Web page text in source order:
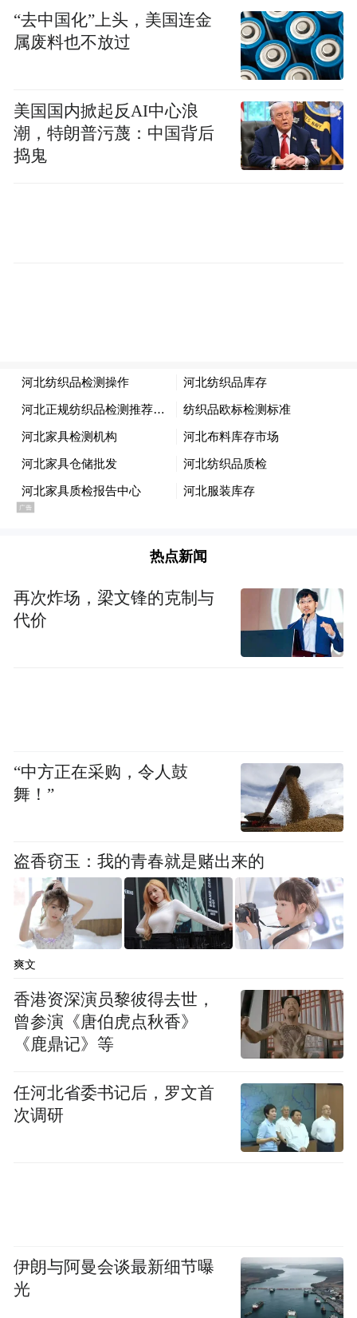
个季度中最窄幅的超预期表现。
进一步来看，大数法则部分解释了这一现象
难。
更重要的结构性原因是供应链限制。UBS分
英伟达的AI芯片几乎全部由台积电生产，然
后封装成复杂配置并插入日益精密的计算系
统中。CEO黄仁勋今年3月表示，该公司最大
AI计算系统中约有60万个组件，未来系统预
黄仁勋在6月的公司会议上表示，只要能向供
应商预测需求，英伟达当前系统的供应“不是
特别难获得”，但仍存在挑战。他说："供应
受限，但我们仍在相当快速地增长。"从英伟
性挑战正在浮现：全球电网增长速度不足以
满足AI计算需求。美国公用事业公司不愿为
大型AI项目开发能源基础设施，因为它们不
确信AI热潮能持续足够长时间让其收回巨额
投资。
科技巨头承受AI变现压力
苹果今日举行年度最重要产品发布会，预计
将推出iPhone 17系列以及升级版Apple Watch
和Vision Pro头显。但投资者真正关注的是苹
果在AI功能部署方面的进展迹象。
Prime Capital Financial的Clayton Allison表
继续磕磕绊绊，我担心股价表现。
Matrix Asset Advisors的David Katz认为，最大
“去中国化”上头，美国连金
属废料也不放过
美国国内掀起反AI中心浪
潮，特朗普污蔑：中国背后
捣鬼
热点新闻
再次炸场，梁文锋的克制与
代价
“中方正在采购，令人鼓
舞！”
盗香窃玉：我的青春就是赌出来的
爽文
香港资深演员黎彼得去世，
曾参演《唐伯虎点秋香》
《鹿鼎记》等
任河北省委书记后，罗文首
次调研
伊朗与阿曼会谈最新细节曝
光